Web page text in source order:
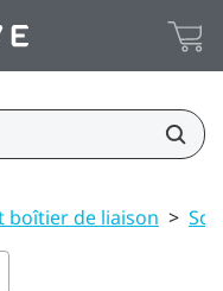
boîtier de liaison >